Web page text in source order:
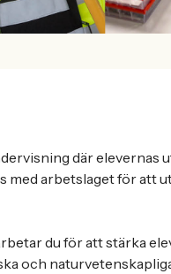
där elevernas
med arbetslaget för att
du för att stärka
och